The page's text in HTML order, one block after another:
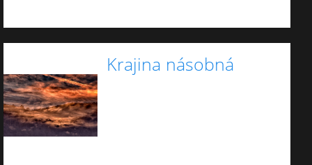
Krajina násobná